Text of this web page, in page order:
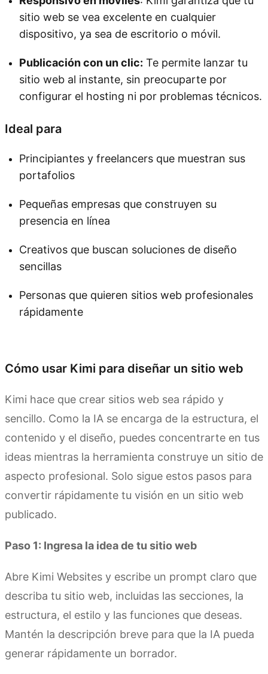
sitio web se vea excelente en cualquier
dispositivo, ya sea de escritorio o móvil.
Publicación con un clic: Te permite lanzar tu
sitio web al instante, sin preocuparte por
configurar el hosting ni por problemas técnicos.
Ideal para
Principiantes y freelancers que muestran sus
portafolios
Pequeñas empresas que construyen su
presencia en línea
Creativos que buscan soluciones de diseño
sencillas
Personas que quieren sitios web profesionales
rápidamente
Cómo usar Kimi para diseñar un sitio web
Kimi hace que crear sitios web sea rápido y
sencillo. Como la IA se encarga de la estructura, el
contenido y el diseño, puedes concentrarte en tus
ideas mientras la herramienta construye un sitio de
aspecto profesional. Solo sigue estos pasos para
convertir rápidamente tu visión en un sitio web
publicado.
Paso 1: Ingresa la idea de tu sitio web
Abre Kimi Websites y escribe un prompt claro que
describa tu sitio web, incluidas las secciones, la
estructura, el estilo y las funciones que deseas.
Mantén la descripción breve para que la IA pueda
generar rápidamente un borrador.